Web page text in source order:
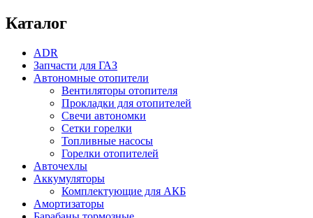
Каталог
ADR
Запчасти для ГАЗ
Автономные отопители
Вентиляторы отопителя
Прокладки для отопителей
Свечи автономки
Сетки горелки
Топливные насосы
Горелки отопителей
Авточехлы
Аккумуляторы
Комплектующие для АКБ
Амортизаторы